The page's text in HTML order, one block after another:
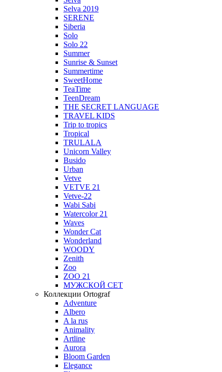
Selva 2019
SERENE
Siberia
Solo
Solo 22
Summer
Sunrise & Sunset
Summertime
SweetHome
TeaTime
TeenDream
THE SECRET LANGUAGE
TRAVEL KIDS
Trip to tropics
Tropical
TRULALA
Unicorn Valley
Busido
Urban
Vetve
VETVE 21
Vetve-22
Wabi Sabi
Watercolor 21
Waves
Wonder Cat
Wonderland
WOODY
Zenith
Zoo
ZOO 21
МУЖСКОЙ СЕТ
Коллекции Ortograf
Adventure
Albero
A la rus
Animality
Artline
Aurora
Bloom Garden
Elegance